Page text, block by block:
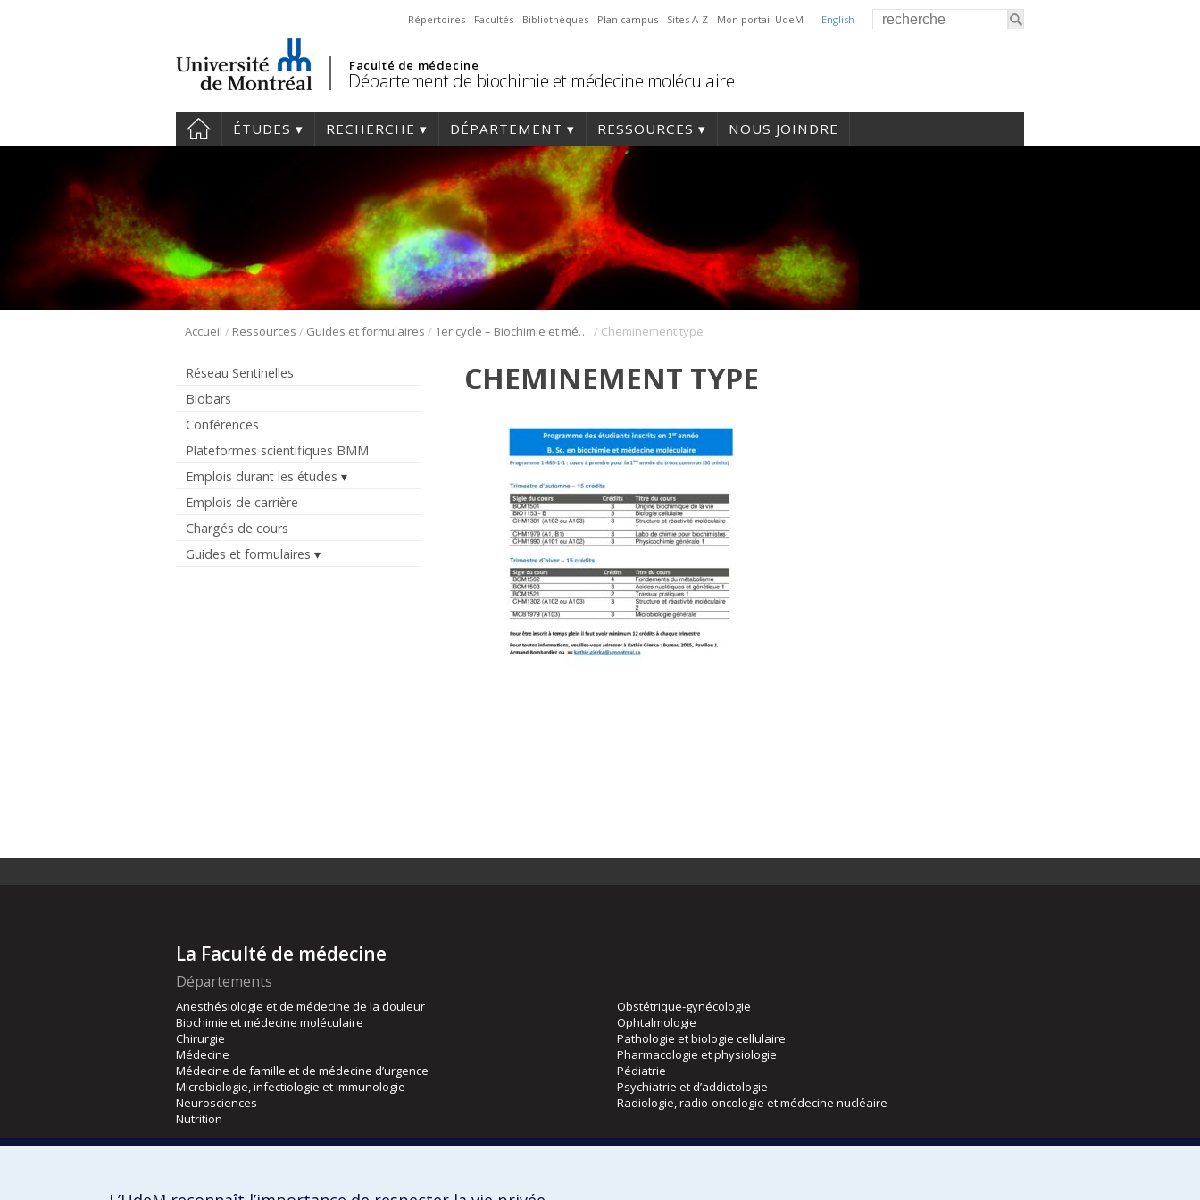
English
Répertoires Facultés Bibliothèques Plan campus Sites A-Z Mon portail UdeM
Faculté de médecine
Département de biochimie et médecine moléculaire
ÉTUDES RECHERCHE DÉPARTEMENT RESSOURCES NOUS JOINDRE
Accueil / Ressources / Guides et formulaires / 1er cycle – Biochimie et médecine moléculaire / Cheminement type
Réseau Sentinelles
Biobars
Conférences
Plateformes scientifiques BMM
Emplois durant les études
Emplois de carrière
Chargés de cours
Guides et formulaires
CHEMINEMENT TYPE
La Faculté de médecine
Départements
Anesthésiologie et de médecine de la douleur
Biochimie et médecine moléculaire
Chirurgie
Médecine
Médecine de famille et de médecine d’urgence
Microbiologie, infectiologie et immunologie
Neurosciences
Nutrition
Obstétrique-gynécologie
Ophtalmologie
Pathologie et biologie cellulaire
Pharmacologie et physiologie
Pédiatrie
Psychiatrie et d’addictologie
Radiologie, radio-oncologie et médecine nucléaire